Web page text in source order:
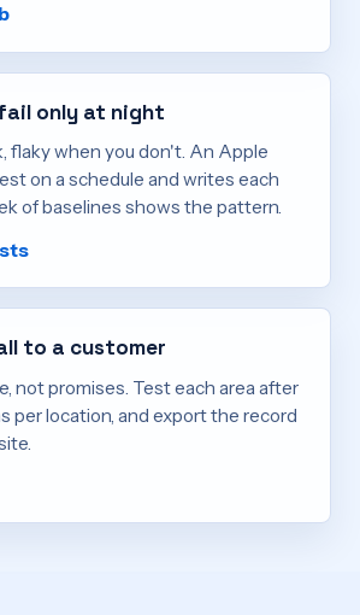
only at night
flaky when you don't. An Apple
on a schedule and writes each
of baselines shows the pattern.
to a customer
not promises. Test each area after
per location, and export the record